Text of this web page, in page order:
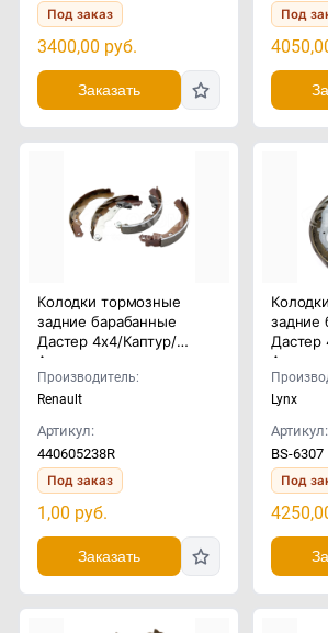
Под заказ
3400,00 руб.
Заказать
Под
Колодки тормозные
задние барабанные
Дастер 4x4/Каптур/
Аркана
Производитель:
Renault
Артикул:
440605238R
Под заказ
1,00 руб.
Заказать
задние
Дастер
Аркана
Lynx
Артикул:
BS-6307
Под